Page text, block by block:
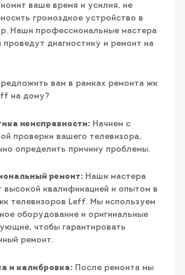
ваше время и усилия, не
громоздкое устройство в
Наши профессиональные мастера
проведут диагностику и ремонт на
вам в рамках ремонта жк
на дому?
неисправности: Начнем с
проверки вашего телевизора,
определить причину проблемы.
ремонт: Наши мастера
высокой квалификацией и опытом в
телевизоров Leff. Мы используем
оборудование и оригинальные
чтобы гарантировать
ремонт.
и калибровка: После ремонта мы